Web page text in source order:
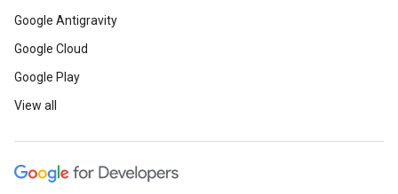
Google Antigravity
Google Cloud
Google Play
View all